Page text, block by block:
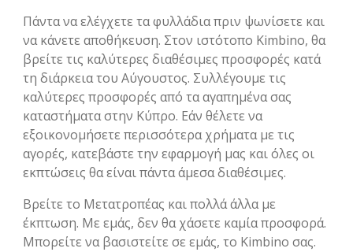
Πάντα να ελέγχετε τα φυλλάδια πριν ψωνίσετε και
να κάνετε αποθήκευση. Στον ιστότοπο Kimbino, θα
βρείτε τις καλύτερες διαθέσιμες προσφορές κατά
τη διάρκεια του Αύγουστος. Συλλέγουμε τις
καλύτερες προσφορές από τα αγαπημένα σας
καταστήματα στην Κύπρο. Εάν θέλετε να
εξοικονομήσετε περισσότερα χρήματα με τις
αγορές, κατεβάστε την εφαρμογή μας και όλες οι
εκπτώσεις θα είναι πάντα άμεσα διαθέσιμες.
Βρείτε το Μετατροπέας και πολλά άλλα με
έκπτωση. Με εμάς, δεν θα χάσετε καμία προσφορά.
Μπορείτε να βασιστείτε σε εμάς, το Kimbino σας.